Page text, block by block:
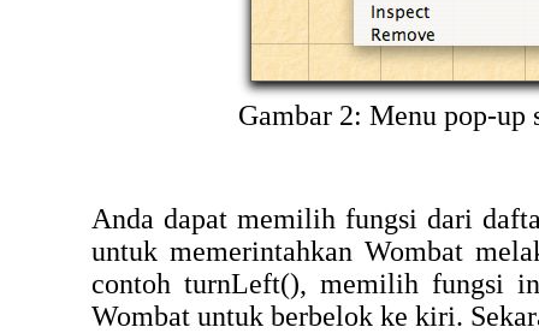
Gambar 2: Menu pop-up
Anda dapat memilih fungsi dari
untuk memerintahkan Wombat
contoh turnLeft(), memilih fungsi
Wombat untuk berbelok ke kiri.